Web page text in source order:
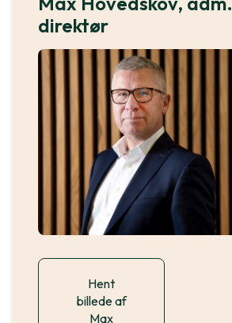
direktør
Hent
billede af
Max